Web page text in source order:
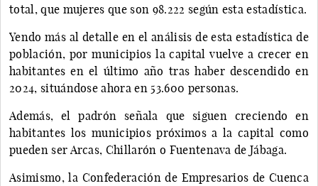
total, que mujeres que son 98.222 según esta estadística.
Yendo más al detalle en el análisis de esta estadística de
población, por municipios la capital vuelve a crecer en
habitantes en el último año tras haber descendido en
2024, situándose ahora en 53.600 personas.
Además, el padrón señala que siguen creciendo en
habitantes los municipios próximos a la capital como
pueden ser Arcas, Chillarón o Fuentenava de Jábaga.
Asimismo, la Confederación de Empresarios de Cuenca